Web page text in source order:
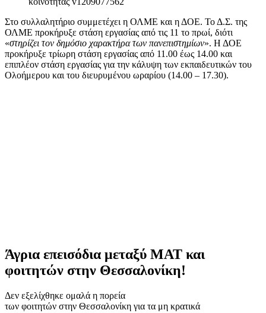
Στο συλλαλητήριο συμμετέχει η ΟΛΜΕ και η ΔΟΕ. Το Δ.Σ. της
ΟΛΜΕ προκήρυξε στάση εργασίας από τις 11 το πρωί, διότι
«στηρίζει τον δημόσιο χαρακτήρα των πανεπιστημίων». Η ΔΟΕ
προκήρυξε τρίωρη στάση εργασίας από 11.00 έως 14.00 και
επιπλέον στάση εργασίας για την κάλυψη των εκπαιδευτικών του
Ολοήμερου και του διευρυμένου ωραρίου (14.00 – 17.30).
Άγρια επεισόδια μεταξύ ΜΑΤ και
φοιτητών στην Θεσσαλονίκη!
Δεν εξελίχθηκε ομαλά η πορεία
των φοιτητών στην Θεσσαλονίκη για τα μη κρατικά